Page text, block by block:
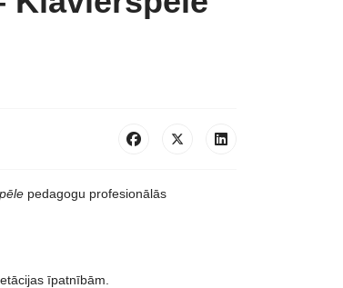
pedagogu profesionālās
īpatnībām.